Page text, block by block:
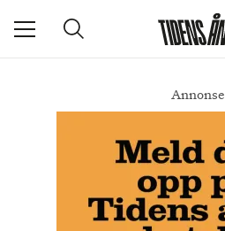
Ukens blandede bilder - 131025
Annonse